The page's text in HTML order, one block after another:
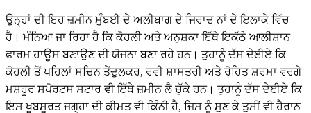
ਉਨ੍ਹਾਂ ਦੀ ਇਹ ਜ਼ਮੀਨ ਮੁੰਬਈ ਦੇ ਅਲੀਬਾਗ ਦੇ ਜਿਰਾਦ ਨਾਂ ਦੇ ਇਲਾਕੇ ਵਿੱਚ
ਹੈ। ਮੰਨਿਆ ਜਾ ਰਿਹਾ ਹੈ ਕਿ ਕੋਹਲੀ ਅਤੇ ਅਨੁਸ਼ਕਾ ਇੱਥੇ ਇਕੱਠੇ ਆਲੀਸ਼ਾਨ
ਫਾਰਮ ਹਾਊਸ ਬਣਾਉਣ ਦੀ ਯੋਜਨਾ ਬਣਾ ਰਹੇ ਹਨ। ਤੁਹਾਨੂੰ ਦੱਸ ਦੇਈਏ ਕਿ
ਕੋਹਲੀ ਤੋਂ ਪਹਿਲਾਂ ਸਚਿਨ ਤੇਂਦੁਲਕਰ, ਰਵੀ ਸ਼ਾਸਤਰੀ ਅਤੇ ਰੋਹਿਤ ਸ਼ਰਮਾ ਵਰਗੇ
ਮਸ਼ਹੂਰ ਸਪੋਰਟਸ ਸਟਾਰ ਵੀ ਇੱਥੇ ਜ਼ਮੀਨ ਲੈ ਚੁੱਕੇ ਹਨ। ਤੁਹਾਨੂੰ ਦੱਸ ਦੇਈਏ ਕਿ
ਇਸ ਖੂਬਸੂਰਤ ਜਗ੍ਹਾ ਦੀ ਕੀਮਤ ਵੀ ਕਿੰਨੀ ਹੈ, ਜਿਸ ਨੂੰ ਸੁਣ ਕੇ ਤੁਸੀਂ ਵੀ ਹੈਰਾਨ